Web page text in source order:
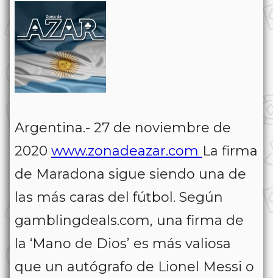
Argentina.- 27 de noviembre de
2020 www.zonadeazar.com La firma
de Maradona sigue siendo una de
las más caras del fútbol. Según
gamblingdeals.com, una firma de
la ‘Mano de Dios’ es más valiosa
que un autógrafo de Lionel Messi o